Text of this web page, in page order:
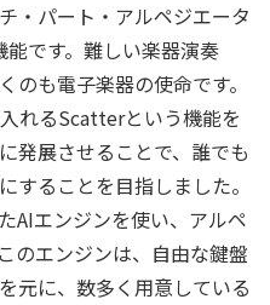
・パート・アルペジエータ
能です。難しい楽器演奏
のも電子楽器の使命です。
れるScatterという機能を
発展させることで、誰でも
することを目指しました。
AIエンジンを使い、アルペ
のエンジンは、自由な鍵盤
元に、数多く用意している